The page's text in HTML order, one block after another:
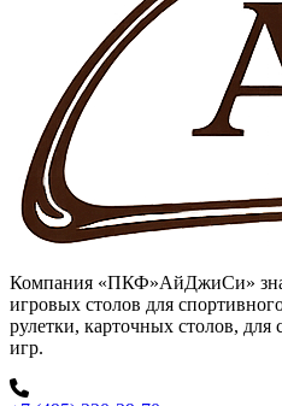
Компания «ПКФ»АйДжиСи»
игровых столов для
рулетки, карточных столов, для
игр.